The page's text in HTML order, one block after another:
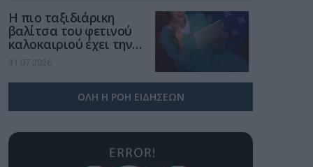
Η πιο ταξιδιάρικη
βαλίτσα του φετινού
καλοκαιριού έχει την
υπογραφή της Xiaomi
31.07.2026
ΟΛΗ Η ΡΟΗ ΕΙΔΗΣΕΩΝ